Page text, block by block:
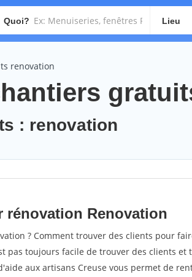
Quoi? Lieu
renovation
: renovation
rénovation Renovation
? Comment trouver des clients pour
toujours facile de trouver des clients et
aux artisans Creuse vous permet de